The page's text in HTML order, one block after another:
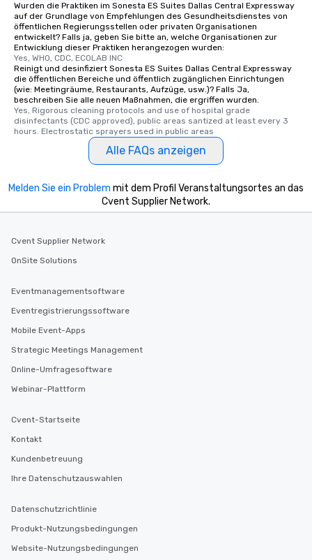
Wurden die Praktiken im Sonesta ES Suites Dallas Central Expressway
auf der Grundlage von Empfehlungen des Gesundheitsdienstes von
öffentlichen Regierungsstellen oder privaten Organisationen
entwickelt? Falls ja, geben Sie bitte an, welche Organisationen zur
Entwicklung dieser Praktiken herangezogen wurden:
Yes, WHO, CDC, ECOLAB INC
Reinigt und desinfiziert Sonesta ES Suites Dallas Central Expressway
die öffentlichen Bereiche und öffentlich zugänglichen Einrichtungen
(wie: Meetingräume, Restaurants, Aufzüge, usw.)? Falls Ja,
beschreiben Sie alle neuen Maßnahmen, die ergriffen wurden.
Yes, Rigorous cleaning protocols and use of hospital grade
disinfectants (CDC approved), public areas santized at least every 3
hours. Electrostatic sprayers used in public areas
Alle FAQs anzeigen
Melden Sie ein Problem mit dem Profil Veranstaltungsortes an das
Cvent Supplier Network.
Cvent Supplier Network
OnSite Solutions
Eventmanagementsoftware
Eventregistrierungssoftware
Mobile Event-Apps
Strategic Meetings Management
Online-Umfragesoftware
Webinar-Plattform
Cvent-Startseite
Kontakt
Kundenbetreuung
Ihre Datenschutzauswahlen
Datenschutzrichtlinie
Produkt-Nutzungsbedingungen
Website-Nutzungsbedingungen